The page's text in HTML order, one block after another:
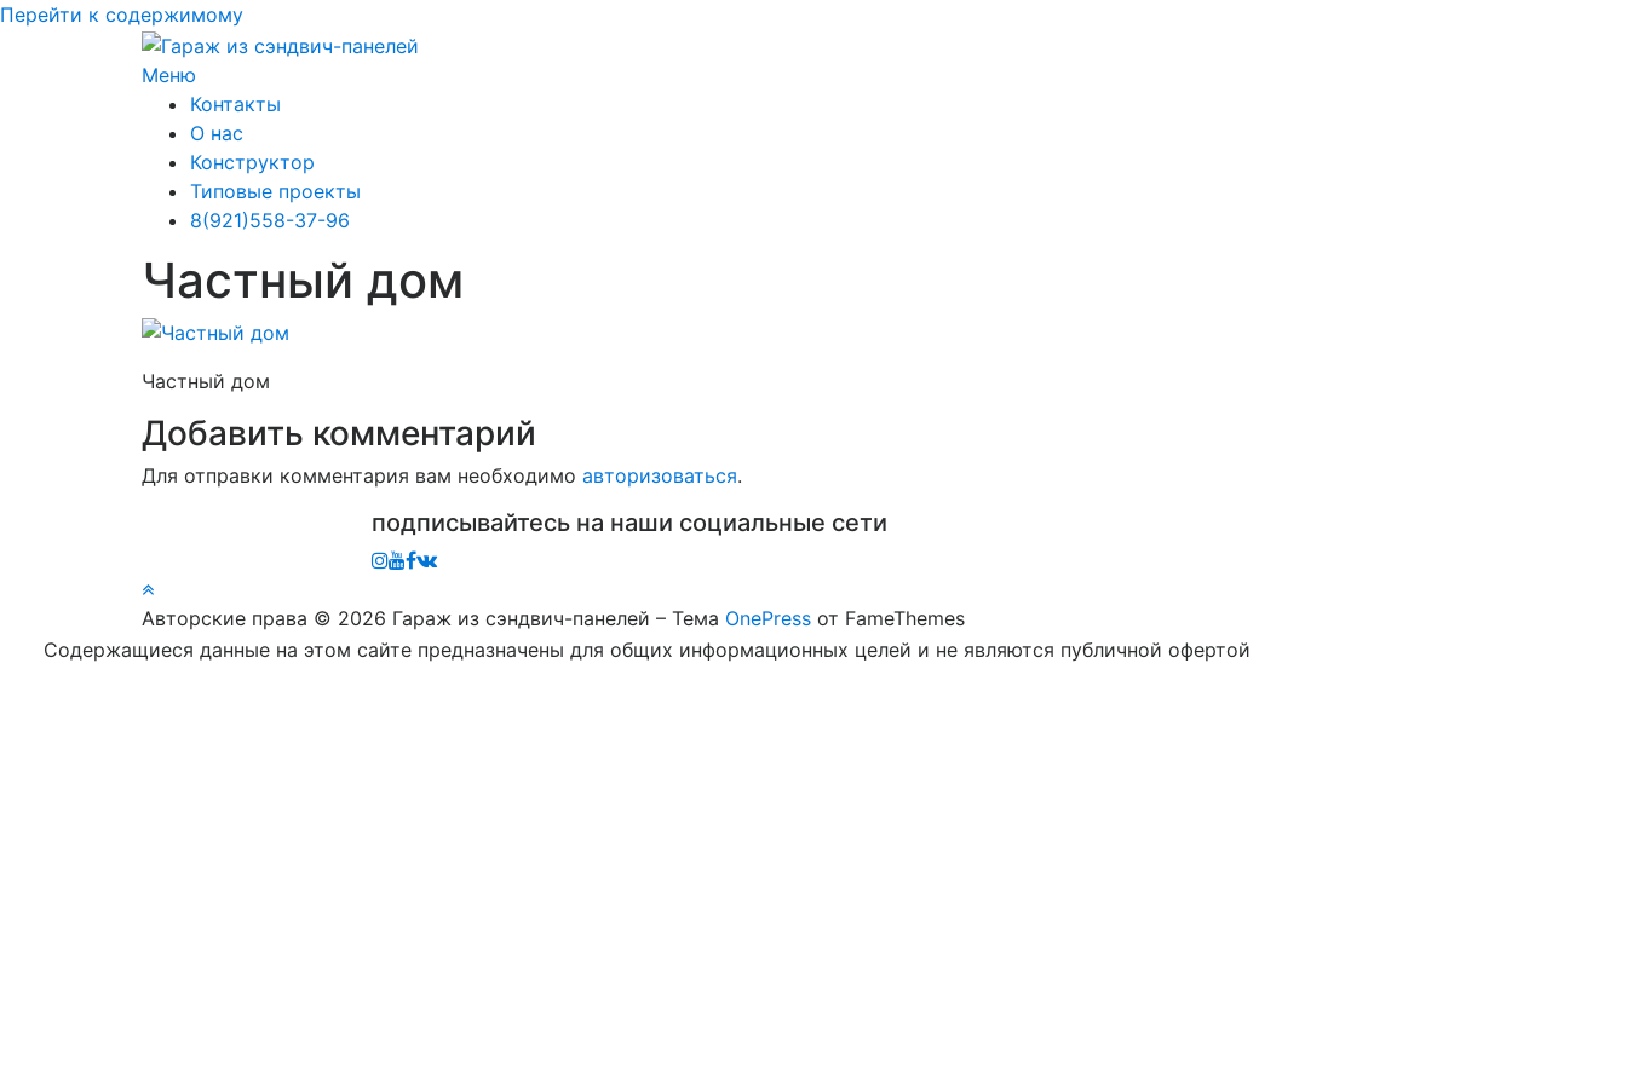
Перейти к содержимому
Меню
Контакты
О нас
Конструктор
Типовые проекты
8(921)558-37-96
Частный дом
Частный дом
Добавить комментарий
Для отправки комментария вам необходимо авторизоваться.
подписывайтесь на наши социальные сети
Авторские права © 2026 Гараж из сэндвич-панелей – Тема OnePress от FameThemes
Содержащиеся данные на этом сайте предназначены для общих информационных целей и не являются публичной офертой